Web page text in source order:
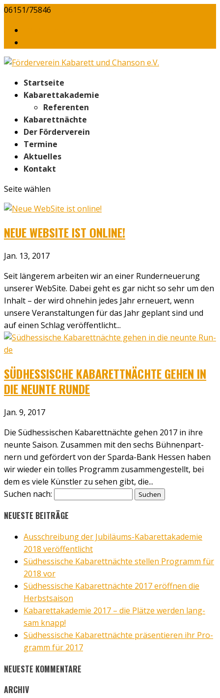
06151/75846
Start­sei­te
Kabarett­akademie
Refe­ren­ten
Kaba­rett­näch­te
Der För­der­ver­ein
Ter­mi­ne
Aktu­el­les
Kon­takt
Seite wählen
NEUE WEB­SITE IST ONLINE!
Jan. 13, 2017
Seit län­ge­rem arbei­ten wir an einer Rund­erneue­rung
unse­rer Web­Site. Dabei geht es gar nicht so sehr um den
Inhalt – der wird ohne­hin jedes Jahr erneu­ert, wenn
unse­re Ver­an­stal­tun­gen für das Jahr geplant sind und
auf einen Schlag ver­öf­fent­licht...
SÜD­HES­SI­SCHE KABA­RETT­NÄCH­TE GEHEN IN
DIE NEUN­TE RUN­DE
Jan. 9, 2017
Die Süd­hes­si­schen Kaba­rett­näch­te gehen 2017 in ihre
neun­te Sai­son. Zusam­men mit den sechs Büh­nen­part­
nern und geför­dert von der Spar­da-Bank Hes­sen haben
wir wie­der ein tol­les Pro­gramm zusam­men­ge­stellt, bei
dem es vie­le Künst­ler zu sehen gibt, die...
Suchen nach:
NEU­ES­TE BEI­TRÄ­GE
Aus­schrei­bung der Jubi­lä­ums-Kabarett­akademie
2018 ver­öf­fent­licht
Süd­hes­si­sche Kaba­rett­näch­te stel­len Pro­gramm für
2018 vor
Süd­hes­si­sche Kaba­rett­näch­te 2017 eröff­nen die
Herbst­sai­son
Kabarett­akademie 2017 – die Plät­ze wer­den lang­
sam knapp!
Süd­hes­si­sche Kaba­rett­näch­te prä­sen­tie­ren ihr Pro­
gramm für 2017
NEU­ES­TE KOM­MEN­TA­RE
ARCHIV